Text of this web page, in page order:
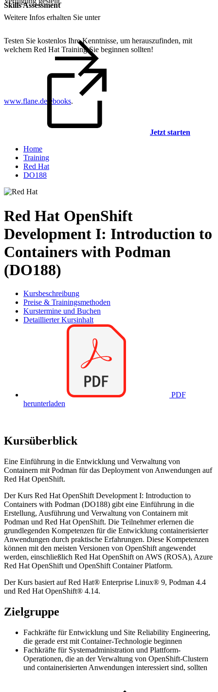
Weitere Infos erhalten Sie unter
www.flane.de/ebooks.
Skills Assessment
Testen Sie kostenlos Ihre Kenntnisse, um herauszufinden, mit
welchem Red Hat Training Sie beginnen sollten!
Jetzt starten
Home
Training
Red Hat
DO188
Red Hat OpenShift
Development I: Introduction to
Containers with Podman
(DO188)
Kursbeschreibung
Preise & Trainingsmethoden
Kurstermine und Buchen
Detaillierter Kursinhalt
PDF
herunterladen
Kursüberblick
Eine Einführung in die Entwicklung und Verwaltung von
Containern mit Podman für das Deployment von Anwendungen auf
Red Hat OpenShift.
Der Kurs Red Hat OpenShift Development I: Introduction to
Containers with Podman (DO188) gibt eine Einführung in die
Erstellung, Ausführung und Verwaltung von Containern mit
Podman und Red Hat OpenShift. Die Teilnehmer erlernen die
grundlegenden Kompetenzen für die Entwicklung containerisierter
Anwendungen durch praktische Erfahrungen. Diese Kompetenzen
können mit den meisten Versionen von OpenShift angewendet
werden, einschließlich Red Hat OpenShift on AWS (ROSA), Azure
Red Hat OpenShift und OpenShift Container Platform.
Der Kurs basiert auf Red Hat® Enterprise Linux® 9, Podman 4.4
und Red Hat OpenShift® 4.14.
Zielgruppe
Fachkräfte für Entwicklung und Site Reliability Engineering,
die gerade erst mit Container-Technologie beginnen
Fachkräfte für Systemadministration und Plattform-
Operationen, die an der Verwaltung von OpenShift-Clustern
und containerisierten Anwendungen interessiert sind, sollten